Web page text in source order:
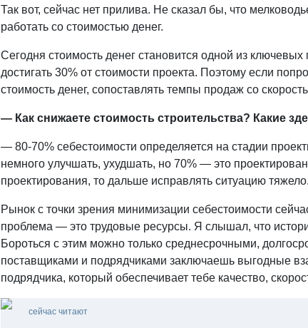
Так вот, сейчас нет прилива. Не сказал бы, что
работать со стоимостью денег.
Сегодня стоимость денег становится одной из
достигать 30% от стоимости проекта. Поэтому если
стоимость денег, сопоставлять темпы продаж со
— Как снижаете стоимость строительства? Какие
— 80-70% себестоимости определяется на стадии
немного улучшать, ухудшать, но 70% — это
проектирования, то дальше исправлять ситуацию тяжело.
Рынок с точки зрения минимизации себестоимости
проблема — это трудовые ресурсы. Я слышал, что
Бороться с этим можно только среднесрочными,
поставщиками и подрядчиками заключаешь выгодные
подрядчика, который обеспечивает тебе качество,
сейчас читают